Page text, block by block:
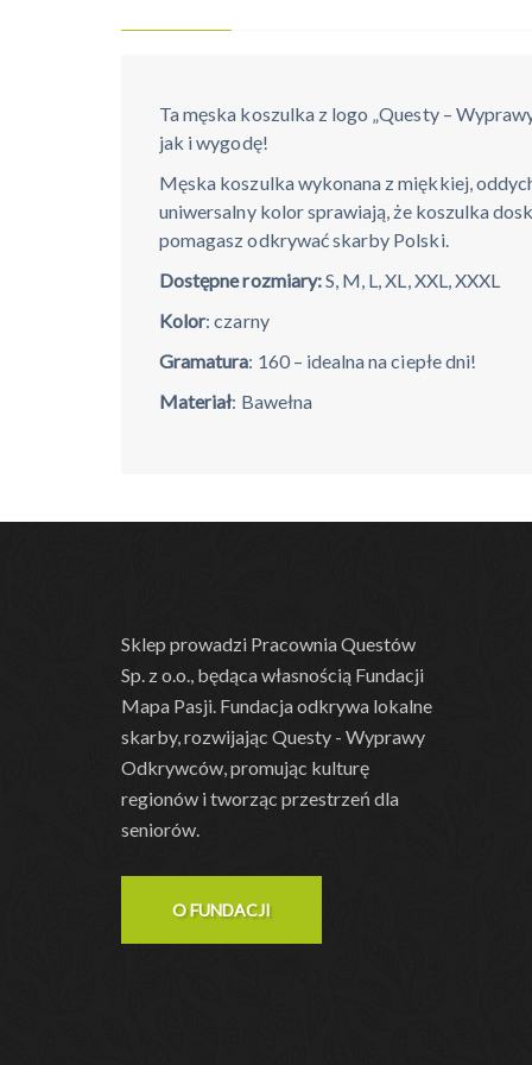
Ta męska koszulka z logo „Questy –
jak i wygodę!
Męska koszulka wykonana z miękkiej,
uniwersalny kolor sprawiają, że koszulka
pomagasz odkrywać skarby Polski.
Dostępne rozmiary:S, M, L, XL, XXL, XXXL
Kolor: czarny
Gramatura: 160 – idealna na ciepłe dni!
Materiał: Bawełna
Sklep prowadzi Pracownia Questów
Sp. z o.o., będąca własnością Fundacji
Mapa Pasji. Fundacja odkrywa lokalne
skarby, rozwijając Questy - Wyprawy
Odkrywców, promując kulturę
regionów i tworząc przestrzeń dla
seniorów.
O FUNDACJI